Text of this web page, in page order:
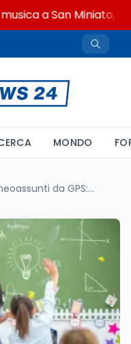
a San Miniato,
MONDO
Docenti neoassunti da GPS: 3 prove e un mese in meno degli altri